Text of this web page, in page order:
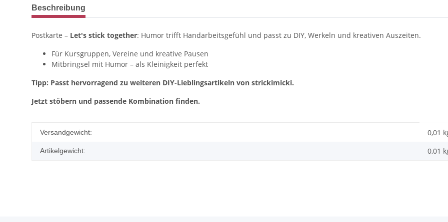
weitere Registerkarten anzeigen
Beschreibung
Postkarte – Let's stick together: Humor trifft Handarbeitsgefühl und passt zu DIY, Werkeln und kreativen Auszeiten.
Für Kursgruppen, Vereine und kreative Pausen
Mitbringsel mit Humor – als Kleinigkeit perfekt
Tipp: Passt hervorragend zu weiteren DIY-Lieblingsartikeln von strickimicki.
Jetzt stöbern und passende Kombination finden.
Produkteigenschaft
Wert
Versandgewicht: 0,01
Artikelgewicht: 0,01